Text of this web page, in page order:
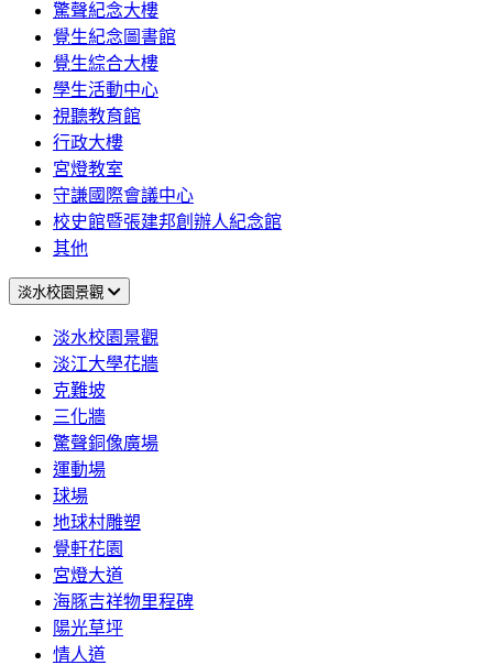
驚聲紀念大樓
覺生紀念圖書館
覺生綜合大樓
學生活動中心
視聽教育館
行政大樓
宮燈教室
守謙國際會議中心
校史館暨張建邦創辦人紀念館
其他
淡水校園景觀
淡水校園景觀
淡江大學花牆
克難坡
三化牆
驚聲銅像廣場
運動場
球場
地球村雕塑
覺軒花園
宮燈大道
海豚吉祥物里程碑
陽光草坪
情人道